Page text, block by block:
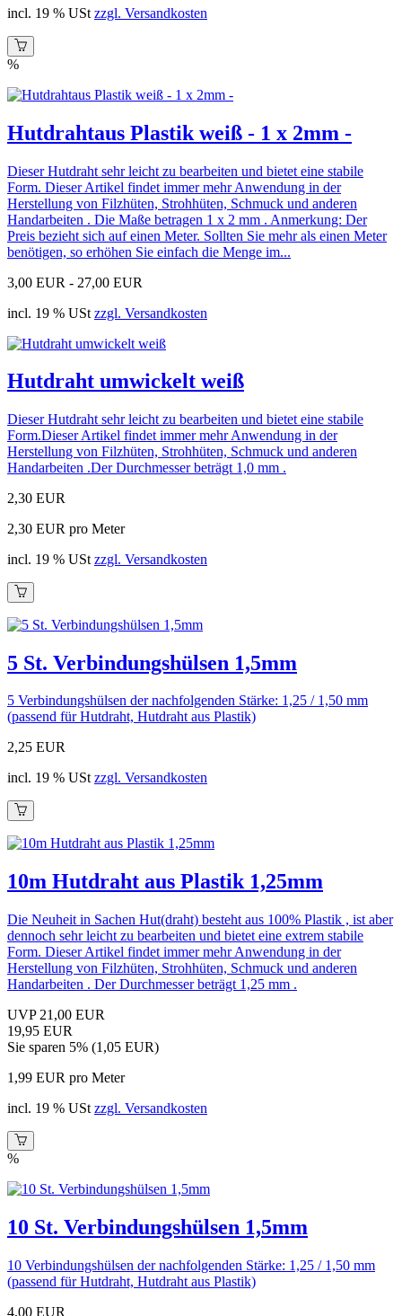
incl. 19 % USt zzgl. Versandkosten
%
Hutdrahtaus Plastik weiß - 1 x 2mm -
Dieser Hutdraht sehr leicht zu bearbeiten und bietet eine stabile
Form. Dieser Artikel findet immer mehr Anwendung in der
Herstellung von Filzhüten, Strohhüten, Schmuck und anderen
Handarbeiten . Die Maße betragen 1 x 2 mm . Anmerkung: Der
Preis bezieht sich auf einen Meter. Sollten Sie mehr als einen Meter
benötigen, so erhöhen Sie einfach die Menge im...
3,00 EUR - 27,00 EUR
incl. 19 % USt zzgl. Versandkosten
Hutdraht umwickelt weiß
Dieser Hutdraht sehr leicht zu bearbeiten und bietet eine stabile
Form.Dieser Artikel findet immer mehr Anwendung in der
Herstellung von Filzhüten, Strohhüten, Schmuck und anderen
Handarbeiten .Der Durchmesser beträgt 1,0 mm .
2,30 EUR
2,30 EUR pro Meter
incl. 19 % USt zzgl. Versandkosten
5 St. Verbindungshülsen 1,5mm
5 Verbindungshülsen der nachfolgenden Stärke: 1,25 / 1,50 mm
(passend für Hutdraht, Hutdraht aus Plastik)
2,25 EUR
incl. 19 % UStzzgl. Versandkosten
10m Hutdraht aus Plastik 1,25mm
Die Neuheit in Sachen Hut(draht) besteht aus 100% Plastik , ist aber
dennoch sehr leicht zu bearbeiten und bietet eine extrem stabile
Form. Dieser Artikel findet immer mehr Anwendung in der
Herstellung von Filzhüten, Strohhüten, Schmuck und anderen
Handarbeiten . Der Durchmesser beträgt 1,25 mm .
UVP 21,00 EUR
19,95 EUR
Sie sparen 5% (1,05 EUR)
1,99 EUR pro Meter
incl. 19 % USt zzgl. Versandkosten
%
10 St. Verbindungshülsen 1,5mm
10 Verbindungshülsen der nachfolgenden Stärke: 1,25 / 1,50 mm
(passend für Hutdraht, Hutdraht aus Plastik)
4,00 EUR